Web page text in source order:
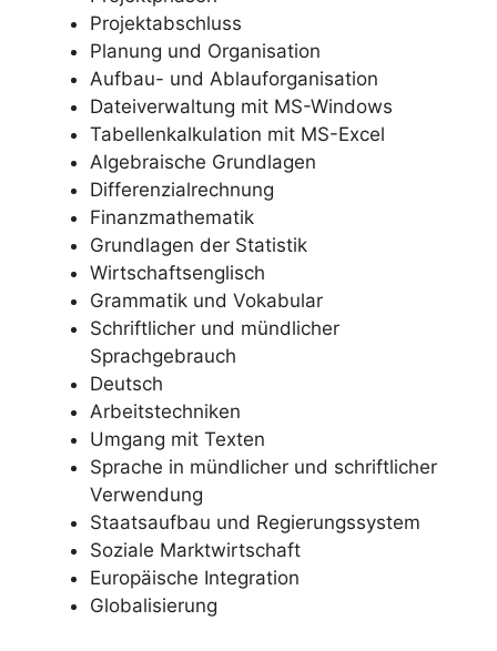
Projektabschluss
Planung und Organisation
Aufbau- und Ablauforganisation
Dateiverwaltung mit MS-Windows
Tabellenkalkulation mit MS-Excel
Algebraische Grundlagen
Differenzialrechnung
Finanzmathematik
Grundlagen der Statistik
Wirtschaftsenglisch
Grammatik und Vokabular
Schriftlicher und mündlicher
Sprachgebrauch
Deutsch
Arbeitstechniken
Umgang mit Texten
Sprache in mündlicher und schriftlicher
Verwendung
Staatsaufbau und Regierungssystem
Soziale Marktwirtschaft
Europäische Integration
Globalisierung